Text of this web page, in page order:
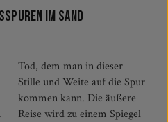
im Sand